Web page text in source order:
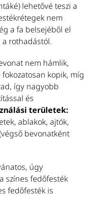
lehetővé teszi a
nem
a fa belsejéből el
a rothadástól.
nem hámlik,
kopik, míg
így nagyobb
és
területek:
ablakok, ajtók,
bevonatként
úgy
színes fedőfesték
fedőfesték is